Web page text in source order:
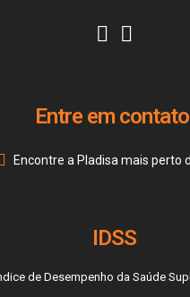
Entre em
Encontre a Pladisa mais perto
IDSS
de Desempenho da Saúde